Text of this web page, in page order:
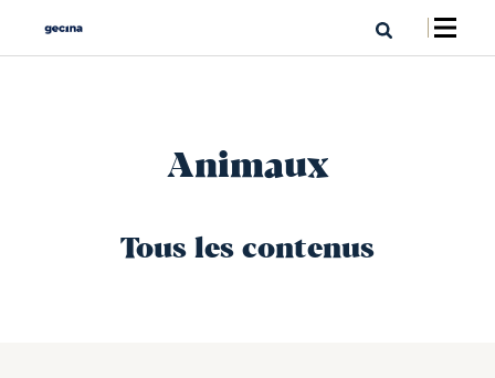
Animaux
Tous les contenus